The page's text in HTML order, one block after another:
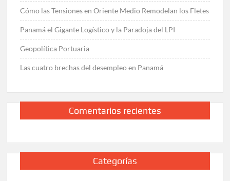
Cómo las Tensiones en Oriente Medio Remodelan los Fletes
Panamá el Gigante Logístico y la Paradoja del LPI
Geopolítica Portuaria
Las cuatro brechas del desempleo en Panamá
Comentarios recientes
Categorías